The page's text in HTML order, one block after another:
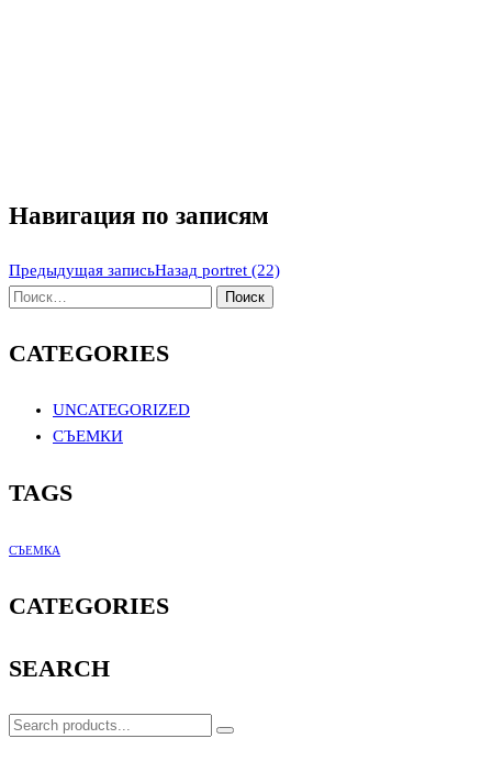
Навигация по записям
Предыдущая записьНазад portret (22)
CATEGORIES
UNCATEGORIZED
СЪЕМКИ
TAGS
СЪЕМКА
CATEGORIES
SEARCH